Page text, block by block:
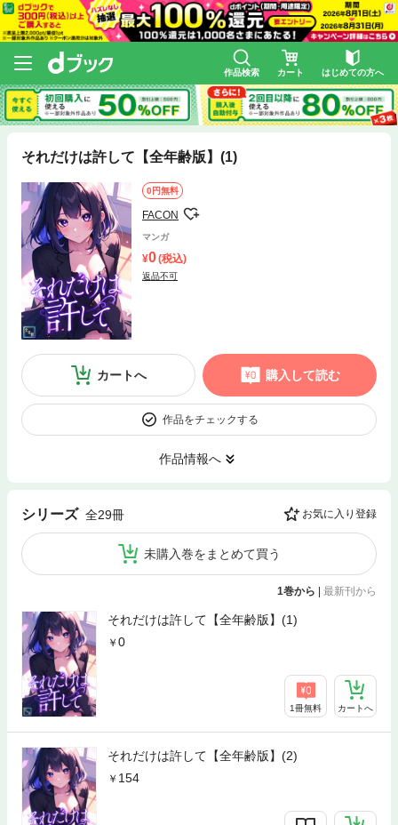
作品検索 カート はじめての方へ
それだけは許して【全年齢版】(1)
0円無料
FACON
マンガ
0(税込)
返品不可
カートへ 購入して読む
作品をチェックする
作品情報へ
シリーズ 全29冊 お気に入り登録
未購入巻をまとめて買う
1巻から | 最新刊から
それだけは許して【全年齢版】(1)
0
1冊無料 カートへ
それだけは許して【全年齢版】(2)
154